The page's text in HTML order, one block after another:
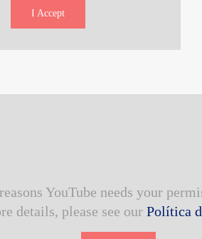
I Accept
YouTube needs your
details, please see our Política